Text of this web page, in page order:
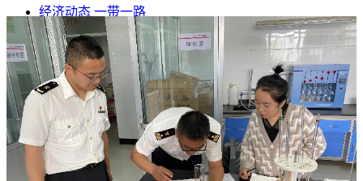
经济动态 一带一路
发改视点 乡村振兴
投资分析 发展规划
监测预测 文库下载